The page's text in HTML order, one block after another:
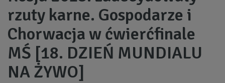
rzuty karne. Gospodarze i
Chorwacja w ćwierćfinale
MŚ [18. DZIEŃ MUNDIALU
NA ŻYWO]